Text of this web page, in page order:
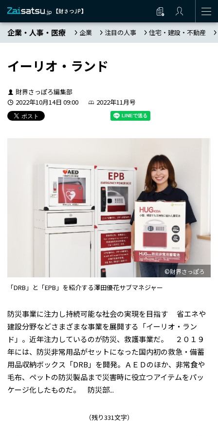
企業・人事・医療 企業 注目の人事 住宅・建設・不動産
イーリオ・ランド
財界さっぽろ編集部
2022年10月14日 09:00
2022年11月号
©財界さっぽろ
「DRB」と「EPB」を紹介する澤田優花サブマネジャー
防災事業に注力し持続可能な社会の実現を目指す 省エネや
建設分野などさまざまな事業を展開する「イーリオ・ラン
ド」。近年注力しているのが防災、救護事業だ。 ２０１９
年には、防災非常用品がセットになった国内初の救急・備蓄
用品収納ボックス「DRB」を開発。ＡＥＤのほか、非常食や
毛布、ペットの防災製品まで災害時に役立つアイテムをパッ
ケージ化したものだ。 防災部...
（残り331文字）